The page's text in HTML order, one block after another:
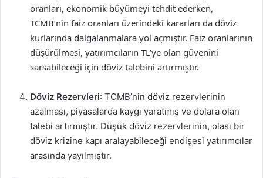
oranları, ekonomik büyümeyi tehdit ederken,
TCMB’nin faiz oranları üzerindeki kararları da döviz
kurlarında dalgalanmalara yol açmıştır. Faiz oranlarının
düşürülmesi, yatırımcıların TL’ye olan güvenini
sarsabileceği için döviz talebini artırmıştır.
Döviz Rezervleri: TCMB’nin döviz rezervlerinin
azalması, piyasalarda kaygı yaratmış ve dolara olan
talebi artırmıştır. Düşük döviz rezervlerinin, olası bir
döviz krizine kapı aralayabileceği endişesi yatırımcılar
arasında yayılmıştır.